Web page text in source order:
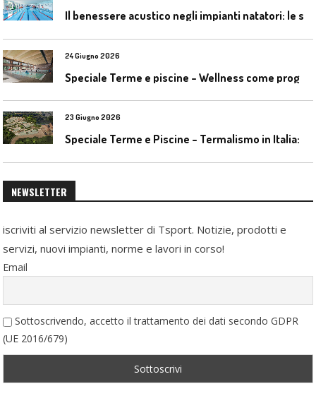
24 Giugno 2026
23 Giugno 2026
NEWSLETTER
iscriviti al servizio newsletter di Tsport. Notizie, prodotti e
servizi, nuovi impianti, norme e lavori in corso!
Email
Sottoscrivendo, accetto il trattamento dei dati secondo GDPR
(UE 2016/679)